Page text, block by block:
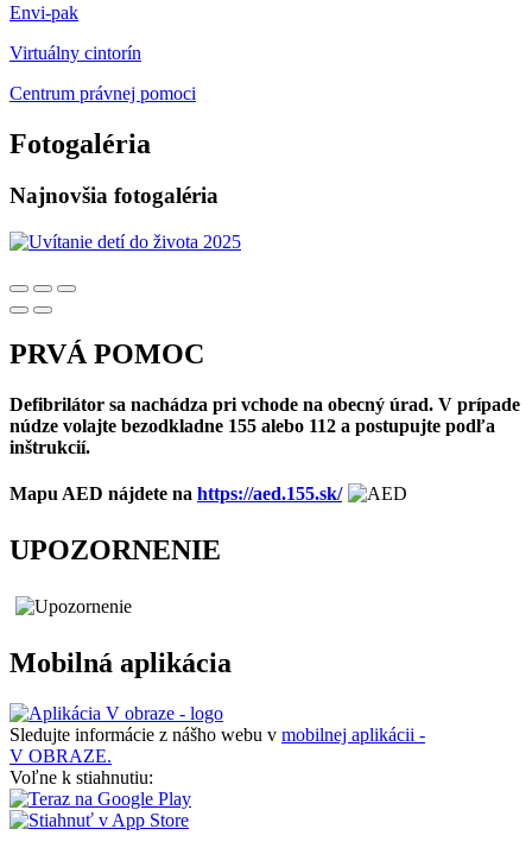
Envi-pak
Virtuálny cintorín
Centrum právnej pomoci
Fotogaléria
Najnovšia fotogaléria
PRVÁ POMOC
Defibrilátor sa nachádza pri vchode na obecný úrad. V prípade
núdze volajte bezodkladne 155 alebo 112 a postupujte podľa
inštrukcií.
Mapu AED nájdete na https://aed.155.sk/
UPOZORNENIE
Mobilná aplikácia
Sledujte informácie z nášho webu v mobilnej aplikácii -
V OBRAZE.
Voľne k stiahnutiu: